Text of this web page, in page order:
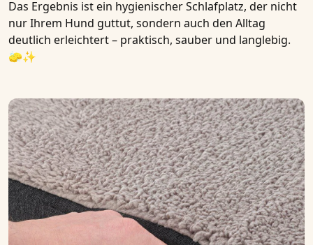
Das Ergebnis ist ein hygienischer Schlafplatz, der nicht
nur Ihrem Hund guttut, sondern auch den Alltag
deutlich erleichtert – praktisch, sauber und langlebig.
🧽✨